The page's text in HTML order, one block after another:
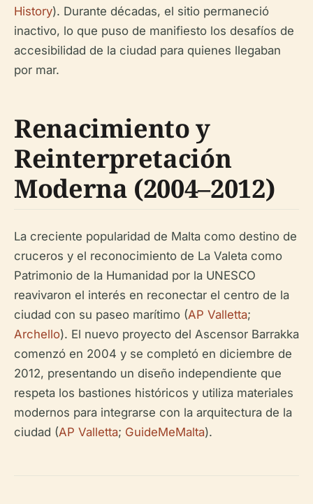
History). Durante décadas, el sitio permaneció
inactivo, lo que puso de manifiesto los desafíos de
accesibilidad de la ciudad para quienes llegaban
por mar.
Renacimiento y
Reinterpretación
Moderna (2004–2012)
La creciente popularidad de Malta como destino de
cruceros y el reconocimiento de La Valeta como
Patrimonio de la Humanidad por la UNESCO
reavivaron el interés en reconectar el centro de la
ciudad con su paseo marítimo (AP Valletta;
Archello). El nuevo proyecto del Ascensor Barrakka
comenzó en 2004 y se completó en diciembre de
2012, presentando un diseño independiente que
respeta los bastiones históricos y utiliza materiales
modernos para integrarse con la arquitectura de la
ciudad (AP Valletta; GuideMeMalta).